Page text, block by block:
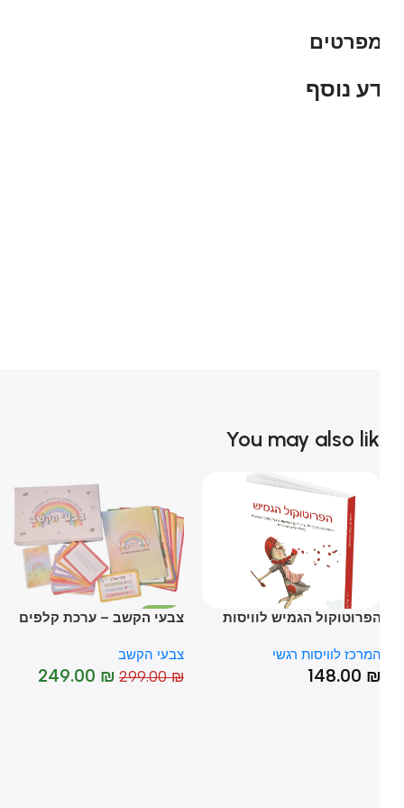
נוסף
You may also
הגמיש לוויסות
לוויסות רגשי
148.00
-17%
צבעי הקשב – ערכת קלפים
צבעי הקשב
299.00
249.00₪